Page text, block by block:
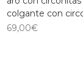
colgante con
69,00€